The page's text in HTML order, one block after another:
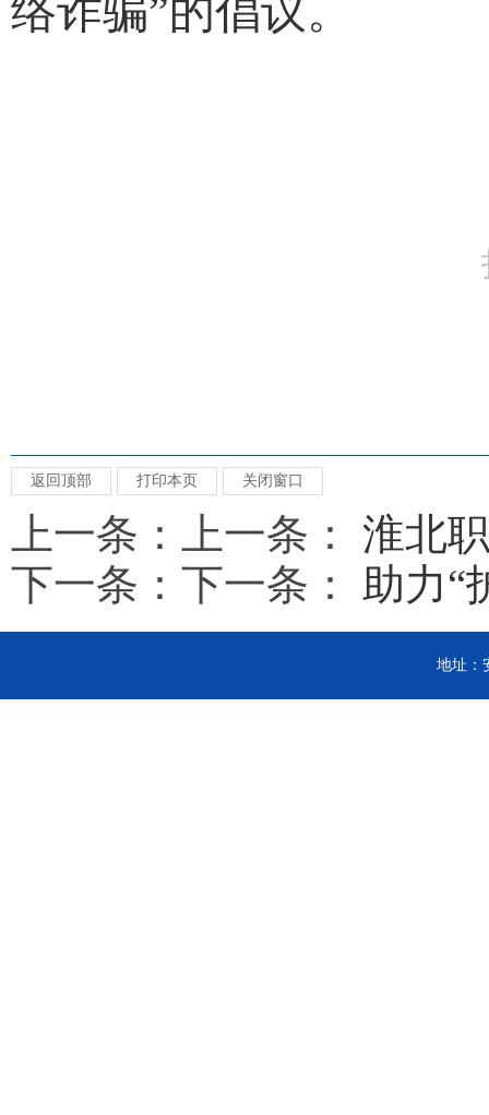
络诈骗”的倡议。
返回顶部 打印本页 关闭窗口
上一条：上一条： 淮北
下一条：下一条： 助力“
地址：